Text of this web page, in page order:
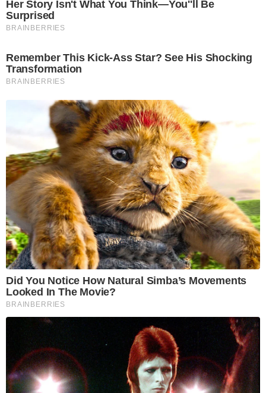
Her Story Isn't What You Think—You''ll Be
Surprised
BRAINBERRIES
Remember This Kick-Ass Star? See His Shocking
Transformation
BRAINBERRIES
Did You Notice How Natural Simba’s Movements
Looked In The Movie?
BRAINBERRIES